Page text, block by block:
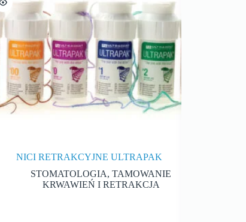
NICI RETRAKCYJNE ULTRAPAK
STOMATOLOGIA,TAMOWANIE
KRWAWIEŃ I RETRAKCJA